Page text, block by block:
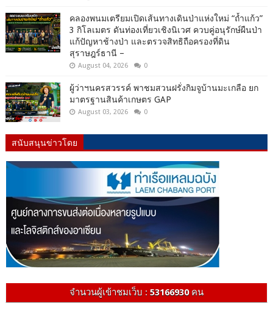
คลองพนมเตรียมเปิดเส้นทางเดินป่าแห่งใหม่ “ถ้ำแก้ว”
3 กิโลเมตร ดันท่องเที่ยวเชิงนิเวศ ควบคู่อนุรักษ์ผืนป่า
แก้ปัญหาช้างป่า และตรวจสิทธิถือครองที่ดิน
สุราษฎร์ธานี –
August 04, 2026 0
ผู้ว่าฯนครสวรรค์ พาชมสวนฝรั่งกิมจูบ้านมะเกลือ ยก
มาตรฐานสินค้าเกษตร GAP
August 03, 2026 0
สนับสนุนข่าวโดย
จำนวนผู้เข้าชมเว็บ : 53166930คน